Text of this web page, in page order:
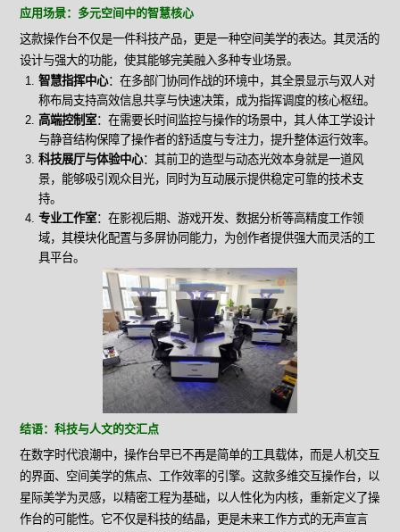
应用场景：多元空间中的智慧核心
这款操作台不仅是一件科技产品，更是一种空间美学的表达。其灵活的
设计与强大的功能，使其能够完美融入多种专业场景。
智慧指挥中心：在多部门协同作战的环境中，其全景显示与双人对
称布局支持高效信息共享与快速决策，成为指挥调度的核心枢纽。
高端控制室：在需要长时间监控与操作的场景中，其人体工学设计
与静音结构保障了操作者的舒适度与专注力，提升整体运行效率。
科技展厅与体验中心：其前卫的造型与动态光效本身就是一道风
景，能够吸引观众目光，同时为互动展示提供稳定可靠的技术支
持。
专业工作室：在影视后期、游戏开发、数据分析等高精度工作领
域，其模块化配置与多屏协同能力，为创作者提供强大而灵活的工
具平台。
结语：科技与人文的交汇点
在数字时代浪潮中，操作台早已不再是简单的工具载体，而是人机交互
的界面、空间美学的焦点、工作效率的引擎。这款多维交互操作台，以
星际美学为灵感，以精密工程为基础，以人性化为内核，重新定义了操
作台的可能性。它不仅是科技的结晶，更是未来工作方式的无声宣言